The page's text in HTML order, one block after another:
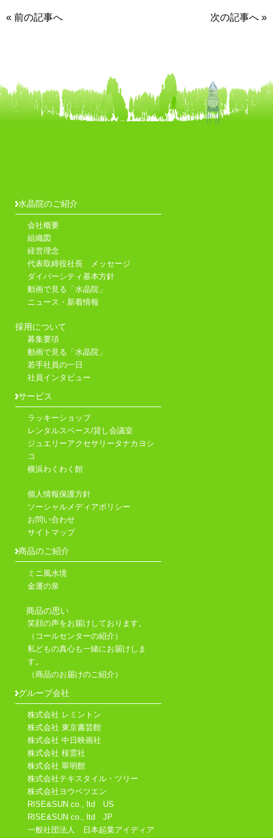
« 前の記事へ 次の記事へ »
水晶院のご紹介
会社概要
組織図
経営理念
代表取締役社長 メッセージ
ダイバーシティ基本方針
動画で見る「水晶院」
ニュース・新着情報
採用について
募集要項
動画で見る「水晶院」
若手社員の一日
社員インタビュー
サービス
ラッキーショップ
レンタルスペース/貸し会議室
ジュエリーアクセサリータナカヨシ
コ
横浜わくわく館
個人情報保護方針
ソーシャルメディアポリシー
お問い合わせ
サイトマップ
商品のご紹介
ミニ風水境
金運の泉
商品の思い
笑顔の声をお届けしております。
（コールセンターの紹介）
私どもの真心も一緒にお届けしま
す。
（商品のお届けのご紹介）
グループ会社
株式会社 レミントン
株式会社 東京書芸館
株式会社 中日映画社
株式会社 桜雲社
株式会社 翠明館
株式会社テキスタイル・ツリー
株式会社ヨウベツエン
RISE&SUN co., ltd US
RISE&SUN co., ltd JP
一般社団法人 日本起業アイディア